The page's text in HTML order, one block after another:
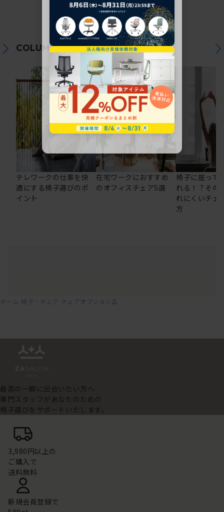
COLUMN関連コラム
テレワークの仕事を快
適にする椅子選びのポ
イント
在宅ワークにおすすめ
のオフィスチェア5選
椅子に座って
れる！？その
れにくいチェ
方
ホーム 椅子・チェア チェアオプション品
最高の一脚に出会いたい方へ
専門スタッフがあなたのための
椅子選びをサポートいたします。
3,980円以上の
ご購入で
送料無料
新規会員登録で